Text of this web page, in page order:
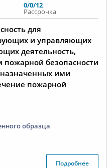
0/0/12
Рассрочка
для
и управляющих
деятельность,
пожарной безопасности
ими
пожарной
образца
Подробнее